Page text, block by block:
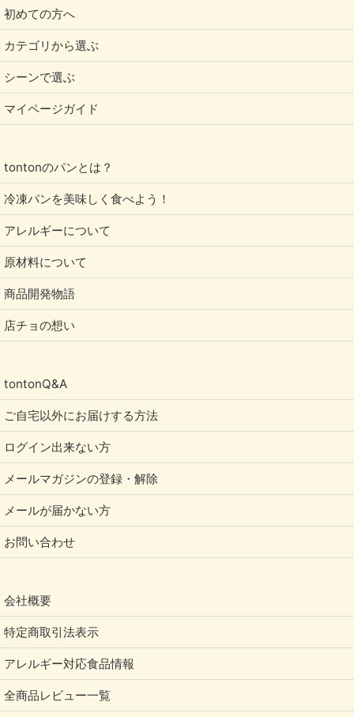
初めての方へ
カテゴリから選ぶ
シーンで選ぶ
マイページガイド
tontonのパンとは？
冷凍パンを美味しく食べよう！
アレルギーについて
原材料について
商品開発物語
店チョの想い
tontonQ&A
ご自宅以外にお届けする方法
ログイン出来ない方
メールマガジンの登録・解除
メールが届かない方
お問い合わせ
会社概要
特定商取引法表示
アレルギー対応食品情報
全商品レビュー一覧